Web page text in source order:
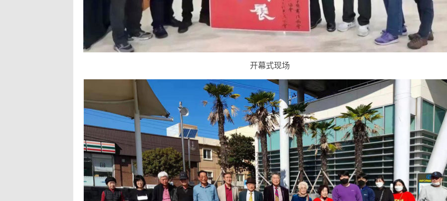
开幕式现场